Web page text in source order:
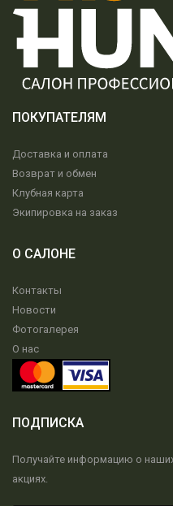
ПОКУПАТЕЛЯМ
Доставка и оплата
Возврат и обмен
Клубная карта
Экипировка на заказ
О САЛОНЕ
Контакты
Новости
Фотогалерея
О нас
ПОДПИСКА
Получайте информацию о
акциях.